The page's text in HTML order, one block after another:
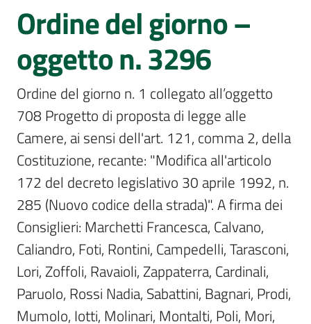
Per
i
media
Per
i
cittadini
Ordine del giorno –
oggetto n. 3296
Ordine del giorno n. 1 collegato all’oggetto
708 Progetto di proposta di legge alle
Camere, ai sensi dell'art. 121, comma 2, della
Costituzione, recante: "Modifica all'articolo
172 del decreto legislativo 30 aprile 1992, n.
285 (Nuovo codice della strada)". A firma dei
Consiglieri: Marchetti Francesca, Calvano,
Caliandro, Foti, Rontini, Campedelli, Tarasconi,
Lori, Zoffoli, Ravaioli, Zappaterra, Cardinali,
Paruolo, Rossi Nadia, Sabattini, Bagnari, Prodi,
Mumolo, Iotti, Molinari, Montalti, Poli, Mori,